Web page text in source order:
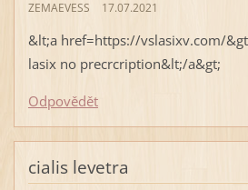
ZEMAEVESS 17.07.2021
&lt;a href=https://vslasixv.com/
lasix no precrcription&lt;/a&gt;
Odpovědět
cialis levetra